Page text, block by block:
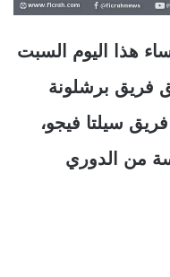
هذا اليوم السبت
فريق برشلونة
(3-2) أمام فريق سيلتا فيجو،
من الدوري